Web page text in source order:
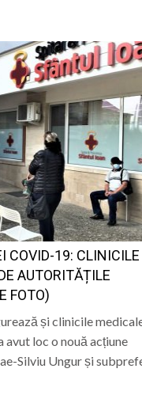
COVID-19: CLINICILE
AUTORITĂȚILE
FOTO)
și clinicile
loc o nouă acțiune
Silviu Ungur și